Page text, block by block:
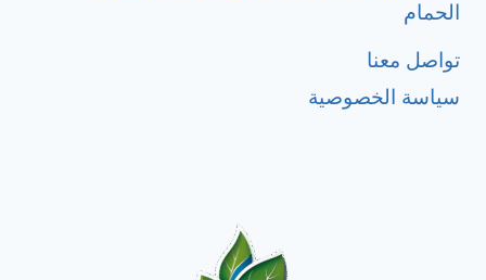
الحمام
تواصل معنا
سياسة الخصوصية